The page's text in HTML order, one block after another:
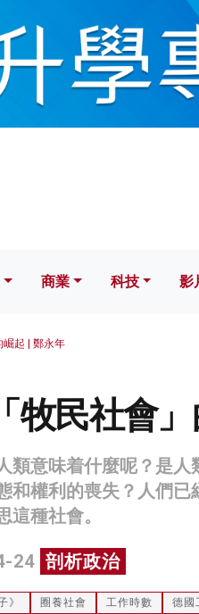
科技
商業 科技 影
崛起 | 鄭永年
牧民社會
類意味着什麼呢？是
和權利的喪失？人們已
種社會。
24 剖析政治
》 圈養社會 工作時數 德國